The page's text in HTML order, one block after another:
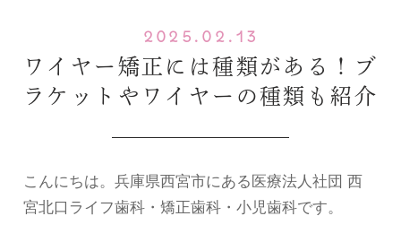
2025.02.13
ワイヤー矯正には種類がある！ブ
ラケットやワイヤーの種類も紹介
こんにちは。兵庫県西宮市にある医療法人社団 西
宮北口ライフ歯科・矯正歯科・小児歯科です。